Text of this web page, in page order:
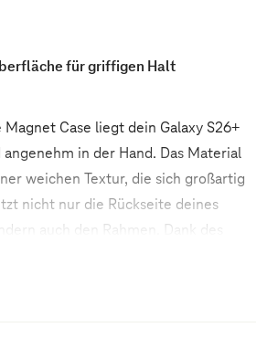
für griffigen Halt
Case liegt dein Galaxy S26+
in der Hand. Das Material
weichen Textur, die sich großartig
nicht nur die Rückseite deines
auch den Rahmen. Dank des
befestigen und kabelloses Laden